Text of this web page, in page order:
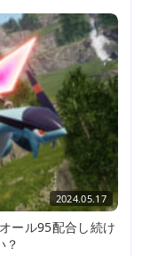
2024.05.17
ール95配合し続け
？